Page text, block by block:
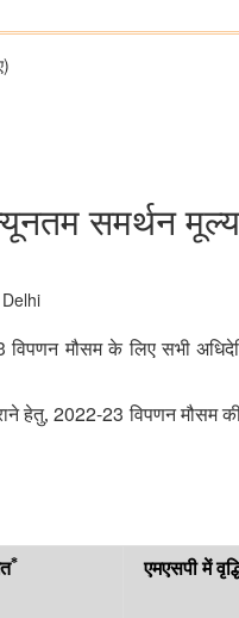
समर्थन
Delhi
विपणन मौसम के लिए सभी
हेतु,2022-23 विपणन मौसम
* एमएसपी में